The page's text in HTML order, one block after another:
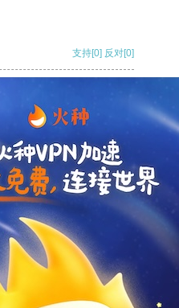
支持[0] 反对[0]
反对
反对[0]